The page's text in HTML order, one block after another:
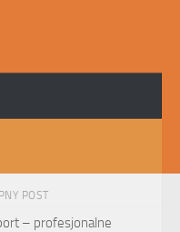
POST
– profesjonalne